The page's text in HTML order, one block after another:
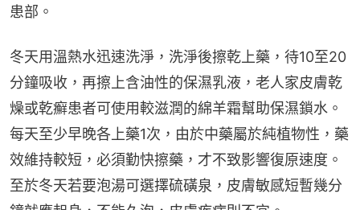
患部。
冬天用溫熱水迅速洗淨，洗淨後擦乾上藥，待10至20
分鐘吸收，再擦上含油性的保濕乳液，老人家皮膚乾
燥或乾癬患者可使用較滋潤的綿羊霜幫助保濕鎖水。
每天至少早晚各上藥1次，由於中藥屬於純植物性，藥
效維持較短，必須勤快擦藥，才不致影響復原速度。
至於冬天若要泡湯可選擇硫磺泉，皮膚敏感短暫幾分